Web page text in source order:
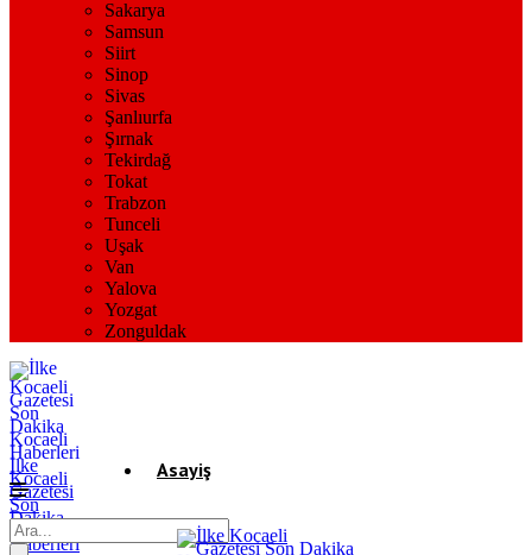
Sakarya
Samsun
Siirt
Sinop
Sivas
Şanlıurfa
Şırnak
Tekirdağ
Tokat
Trabzon
Tunceli
Uşak
Van
Yalova
Yozgat
Zonguldak
İlke
Kocaeli
Gazetesi
Son
Dakika
Kocaeli
Haberleri
Asayiş
Gündem